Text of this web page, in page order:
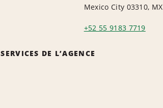
Mexico City 03310, MX
+52 55 9183 7719
SERVICES DE L’AGENCE